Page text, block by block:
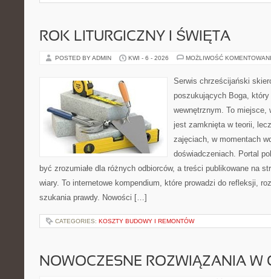
ROK LITURGICZNY I ŚWIĘTA
POSTED BY ADMIN KWI - 6 - 2026 MOŻLIWOŚĆ
Serwis chrześcijański
poszukujących Boga,
wewnętrznym. To miejsce,
jest zamknięta w teorii,
zajęciach, w momentach
doświadczeniach. Portal
być zrozumiałe dla różnych odbiorców, a treści publikowane na
wiary. To internetowe kompendium, które prowadzi do refleksji,
szukania prawdy. Nowości […]
CATEGORIES: KOSZTY BUDOWY I REMONTÓW
NOWOCZESNE ROZWIĄZANIA W